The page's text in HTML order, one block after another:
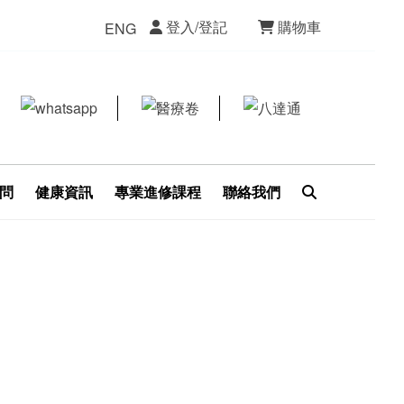
ENG 登入/登記 購物車
健康資訊 專業進修課程 聯絡我們